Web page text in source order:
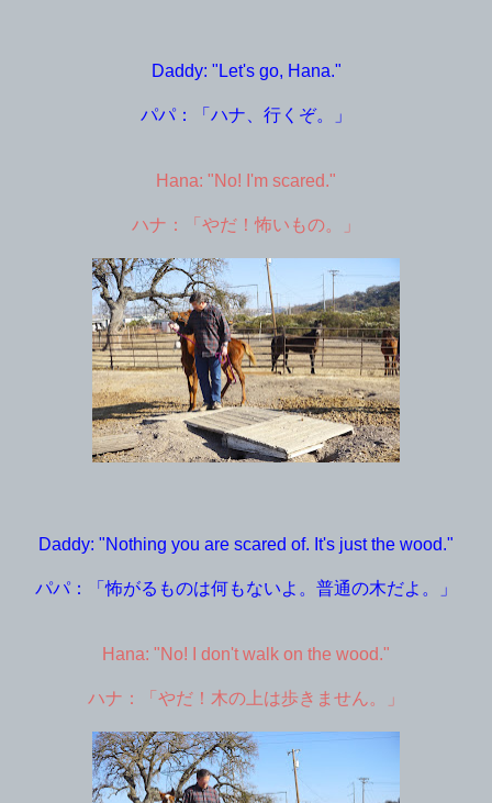
Daddy: "Let's go, Hana."
パパ：「ハナ、行くぞ。」
Hana: "No! I'm scared."
ハナ：「やだ！怖いもの。」
Daddy: "Nothing you are scared of. It's just the wood."
パパ：「怖がるものは何もないよ。普通の木だよ。」
Hana: "No! I don't walk on the wood."
ハナ：「やだ！木の上は歩きません。」